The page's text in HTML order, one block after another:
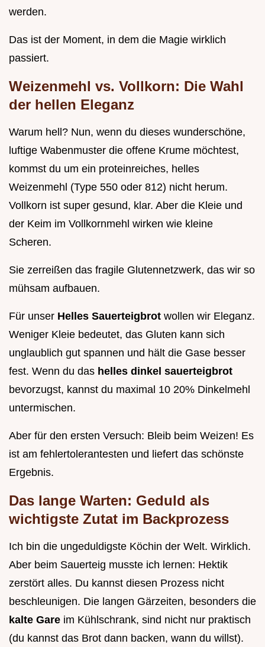
werden.
Das ist der Moment, in dem die Magie wirklich
passiert.
Weizenmehl vs. Vollkorn: Die Wahl
der hellen Eleganz
Warum hell? Nun, wenn du dieses wunderschöne,
luftige Wabenmuster die offene Krume möchtest,
kommst du um ein proteinreiches, helles
Weizenmehl (Type 550 oder 812) nicht herum.
Vollkorn ist super gesund, klar. Aber die Kleie und
der Keim im Vollkornmehl wirken wie kleine
Scheren.
Sie zerreißen das fragile Glutennetzwerk, das wir so
mühsam aufbauen.
Für unser Helles Sauerteigbrot wollen wir Eleganz.
Weniger Kleie bedeutet, das Gluten kann sich
unglaublich gut spannen und hält die Gase besser
fest. Wenn du das helles dinkel sauerteigbrot
bevorzugst, kannst du maximal 10 20% Dinkelmehl
untermischen.
Aber für den ersten Versuch: Bleib beim Weizen! Es
ist am fehlertolerantesten und liefert das schönste
Ergebnis.
Das lange Warten: Geduld als
wichtigste Zutat im Backprozess
Ich bin die ungeduldigste Köchin der Welt. Wirklich.
Aber beim Sauerteig musste ich lernen: Hektik
zerstört alles. Du kannst diesen Prozess nicht
beschleunigen. Die langen Gärzeiten, besonders die
kalte Gare im Kühlschrank, sind nicht nur praktisch
(du kannst das Brot dann backen, wann du willst).